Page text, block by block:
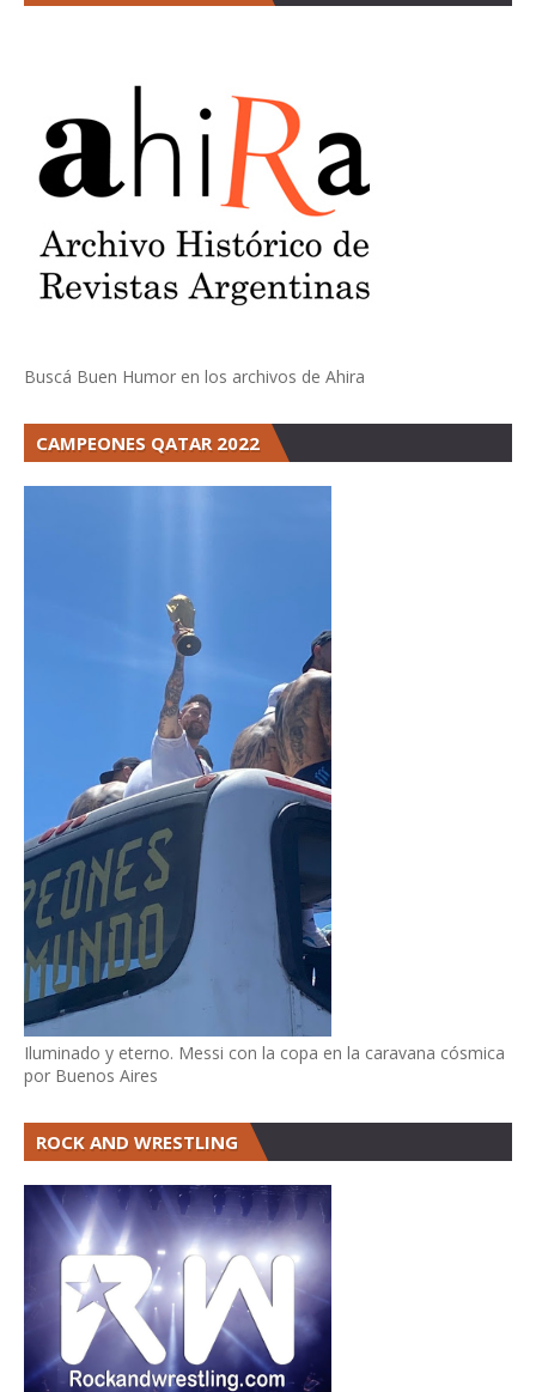
Buscá Buen Humor en los archivos de Ahira
CAMPEONES QATAR 2022
Iluminado y eterno. Messi con la copa en la caravana cósmica
por Buenos Aires
ROCK AND WRESTLING